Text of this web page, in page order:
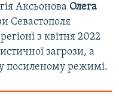
Аксьонова Олега
Севастополя
з квітня 2022
загрози, а
посиленому режимі.